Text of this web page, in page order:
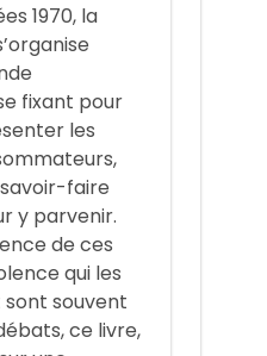
1970, la
fixant pour
les
faire
y parvenir.
de ces
qui les
souvent
ce livre,